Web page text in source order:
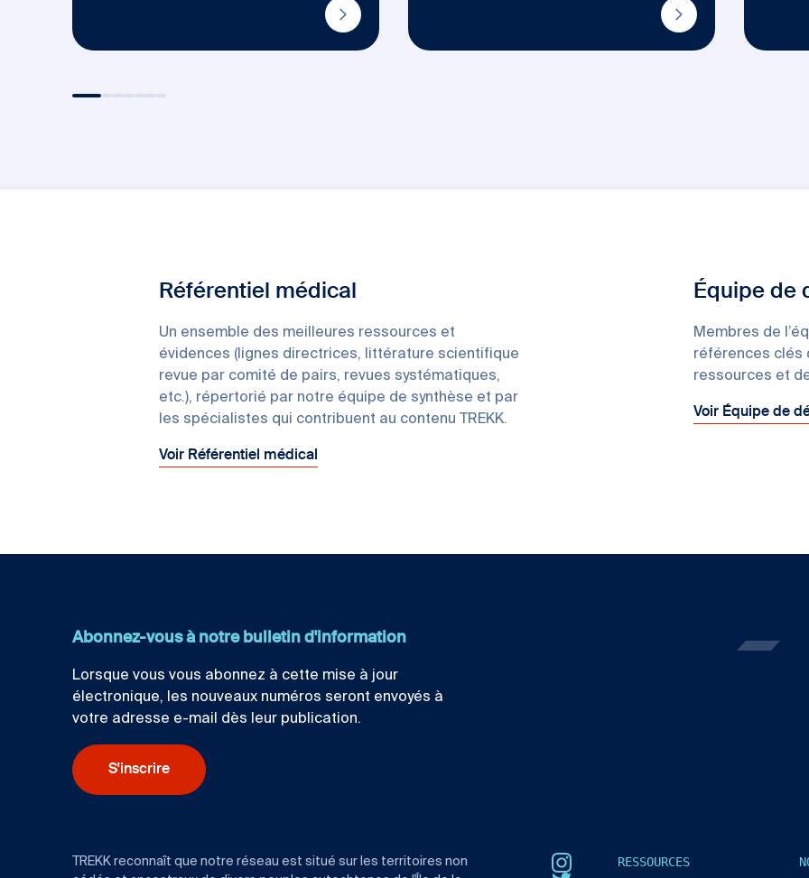
Référentiel médical
Un ensemble des meilleures ressources et
évidences (lignes directrices, littérature scientifique
revue par comité de pairs, revues systématiques,
etc.), répertorié par notre équipe de synthèse et par
les spécialistes qui contribuent au contenu TREKK.
Voir Référentiel médical
Équipe de
Membres de
références clés
ressources et
Voir Équipe de
Abonnez-vous à notre bulletin d'information
Lorsque vous vous abonnez à cette mise à jour
électronique, les nouveaux numéros seront envoyés à
votre adresse e-mail dès leur publication.
S'inscrire
RESSOURCES
TREKK reconnaît que notre réseau est situé sur les territoires non